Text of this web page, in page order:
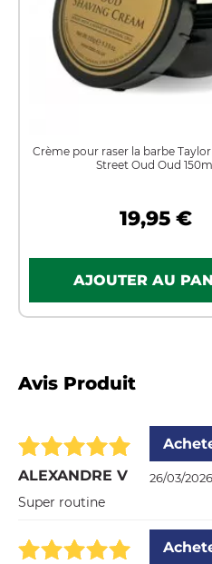
Crème pour raser la barbe
Street Oud Oud 150ml
19,95 €
Avis Produit
ALEXANDRE V 26/03/2026
Super routine